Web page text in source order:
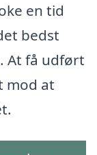
en tid
bedst
At få udført
mod at